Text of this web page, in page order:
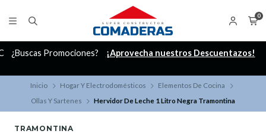
0
¿Buscas Promociones? ¡Aprovecha nuestros Descuentazos!
Inicio Hogar Y Electrodomésticos
Elementos De Cocina
Ollas Y Sartenes
Hervidor De Leche 1 Litro Negra Tramontina
TRAMONTINA